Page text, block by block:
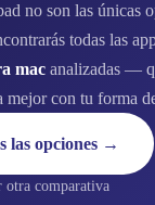
no son las únicas
todas las
mac analizadas —
mejor con tu forma
las opciones →
otra comparativa